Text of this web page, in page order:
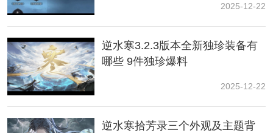
3、这三个副本每周内外城分别可以领取3次外观奖励。
4、玩家可以在副本的奖励说明中看到自己的保底进度。
舞阳城【白夜拂雪】、镜天阁【星剑分野】、永夜星都
【紫宿宸极】，三款绝美白发等您获取。罗彩签保底进
看。
2025-12-22
逆水寒3.2.3版本全新独珍装备有
哪些 9件独珍爆料
2025-12-22
逆水寒拾芳录三个外观及主题背